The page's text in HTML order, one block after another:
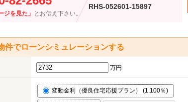
ジを見た」 とお伝え下さい。
RHS-052601-15897
件でローンシミュレーションする
万円
変動金利（優良住宅応援プラン） (1.100％)